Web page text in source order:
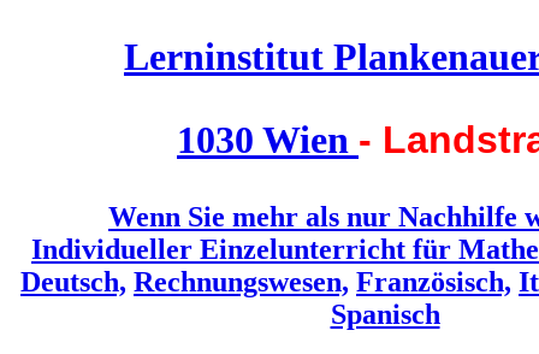
Lerninstitut Planken
1030 Wien -
Wenn Sie mehr als nur Nachhilfe
Individueller Einzelunterricht für
Deutsch, Rechnungswesen, Französisch,
Spanisch